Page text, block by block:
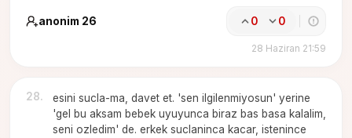
anonim 26 0 0
28 Haziran 21:59
28.
esini sucla-ma, davet et. 'sen ilgilenmiyosun' yerine
'gel bu aksam bebek uyuyunca biraz bas basa kalalim,
seni ozledim' de. erkek suclaninca kacar, istenince